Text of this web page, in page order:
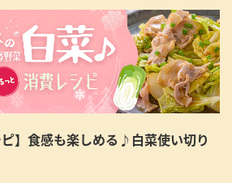
】食感も楽しめる♪白菜使い切り